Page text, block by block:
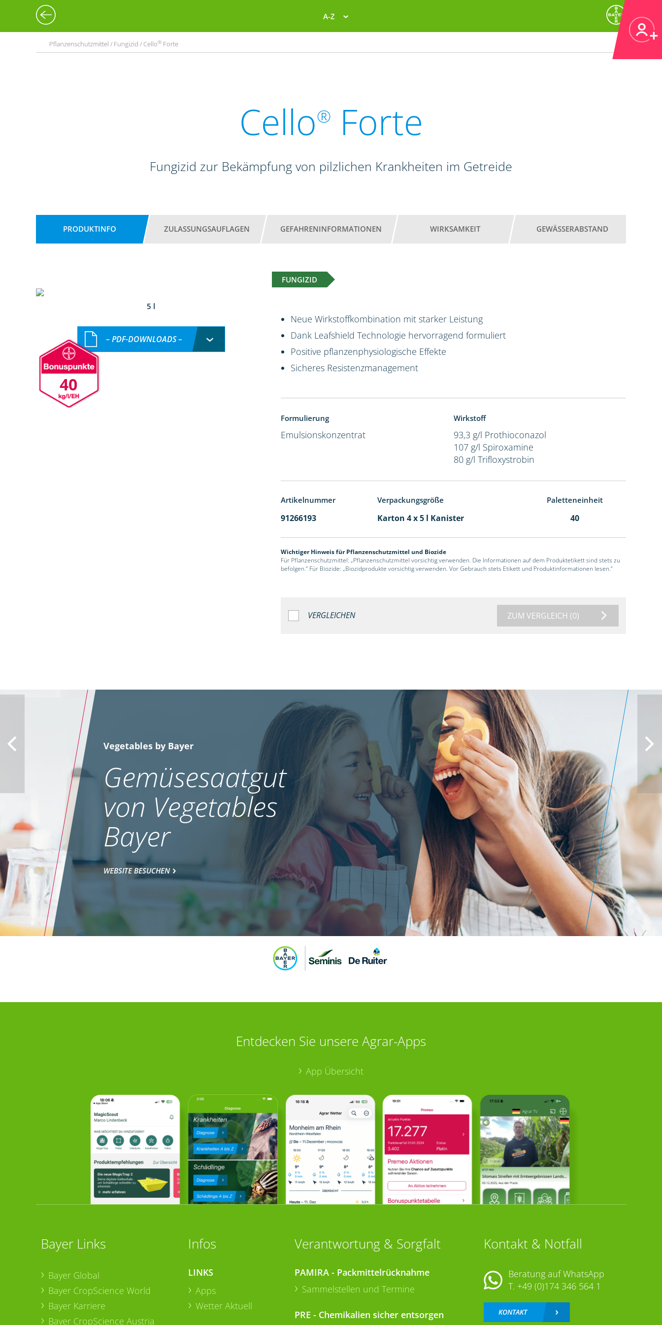
A-Z
Pflanzenschutzmittel / Fungizid / Cello® Forte
Cello® Forte
Fungizid zur Bekämpfung von pilzlichen Krankheiten im Getreide
PRODUKTINFO ZULASSUNGSAUFLAGEN GEFAHRENINFORMATIONEN WIRKSAMKEIT GEWÄSSERABSTAND
FUNGIZID
5 l
40
– PDF-DOWNLOADS –
Neue Wirkstoffkombination mit starker Leistung
Dank Leafshield Technologie hervorragend formuliert
Positive pflanzenphysiologische Effekte
Sicheres Resistenzmanagement
Formulierung
Emulsionskonzentrat
Wirkstoff
93,3 g/l Prothioconazol
107 g/l Spiroxamine
80 g/l Trifloxystrobin
Artikelnummer Verpackungsgröße Paletteneinheit
91266193 Karton 4 x 5 l Kanister 40
Wichtiger Hinweis für Pflanzenschutzmittel und Biozide
Für Pflanzenschutzmittel: „Pflanzenschutzmittel vorsichtig verwenden. Die Informationen auf dem Produktetikett sind stets zu
befolgen.“ Für Biozide: „Biozidprodukte vorsichtig verwenden. Vor Gebrauch stets Etikett und Produktinformationen lesen.“
VERGLEICHEN ZUM VERGLEICH (0)
Vegetables by Bayer
Gemüsesaatgut
von Vegetables
Bayer
WEBSITE BESUCHEN
Entdecken Sie unsere Agrar-Apps
App Übersicht
Bayer Links
Bayer Global
Bayer CropScience World
Bayer Karriere
Bayer CropScience Austria
Infos
LINKS
Apps
Wetter Aktuell
Verantwortung & Sorgfalt
PAMIRA - Packmittelrücknahme
Sammelstellen und Termine
PRE - Chemikalien sicher entsorgen
Kontakt & Notfall
Beratung auf WhatsApp
T. +49 (0)174 346 564 1
KONTAKT